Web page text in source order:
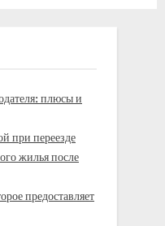
плюсы и
при переезде
жилья после
предоставляет